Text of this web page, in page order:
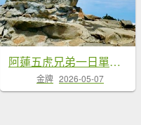
阿蓮五虎兄弟一日單攻雪山主東峰
金牌 2026-05-07